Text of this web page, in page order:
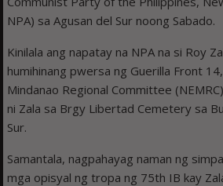
NPA) sa Agusan del Sur noong Sabado.
Kinilala ang napatay na NPA na si Roy
humihinang pwersa ng Guerilla Front
Mindanao Regional Committee
ni Zala sa Brgy Libertad Cemetery sa
Sur.
Samantala, nagpahayag naman ng
mga opisyal ng tropa ng 75th IB kay